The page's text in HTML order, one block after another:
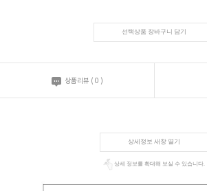
선택상품 장바구니 담기
상품리뷰 ( 0 )
상세정보 새창 열기
상세 정보를 확대해 보실 수 있습니다.